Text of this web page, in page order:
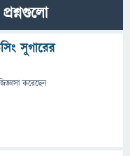
সুগারের
করেছেন